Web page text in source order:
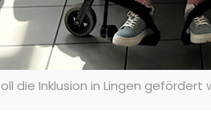
die Inklusion in Lingen